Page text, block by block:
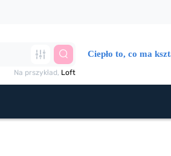
Ciepło to, co ma
Na prszykład, Loft